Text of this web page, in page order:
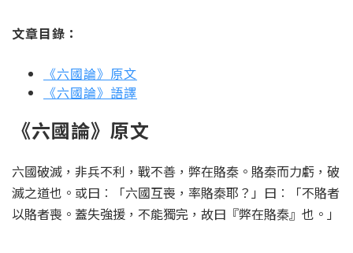
文章目錄：
《六國論》原文
《六國論》語譯
《六國論》原文
六國破滅，非兵不利，戰不善，弊在賂秦。賂秦而力虧，破
滅之道也。或曰︰「六國互喪，率賂秦耶？」曰︰「不賂者
以賂者喪。蓋失強援，不能獨完，故曰『弊在賂秦』也。」